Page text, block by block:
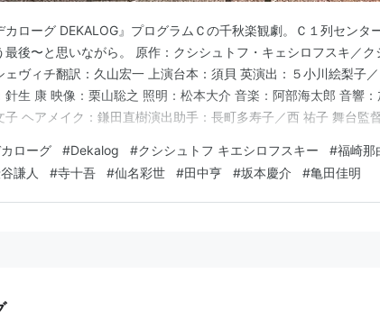
カローグ DEKALOG』プログラムＣの千秋楽観劇。Ｃ１列センタ
最後〜と思いながら。 原作：クシシュトフ・キェシロフスキ／
ェヴィチ翻訳：久山宏一 上演台本：須貝 英演出：５小川絵梨子
針生 康 映像：栗山聡之 照明：松本大介 音楽：阿部海太郎 音響
子 ヘアメイク：鎌田直樹演出助手：長町多寿子／西 祐子 舞台監
カローグ ５・６』２回目の感想🚕🍰デカローグ５（プログラムＣ
物語 演出：小川絵梨子 ＜…
ローグ #Dekalog #クシシュトフ キエシロフスキー #福崎那
謙人 #寺十吾 #仙名彩世 #田中亨 #坂本慶介 #亀田佳明